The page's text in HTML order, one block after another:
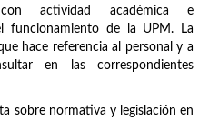
actividad académica e
funcionamiento de la UPM. La
hace referencia al personal y a
en las correspondientes
sobre normativa y legislación en